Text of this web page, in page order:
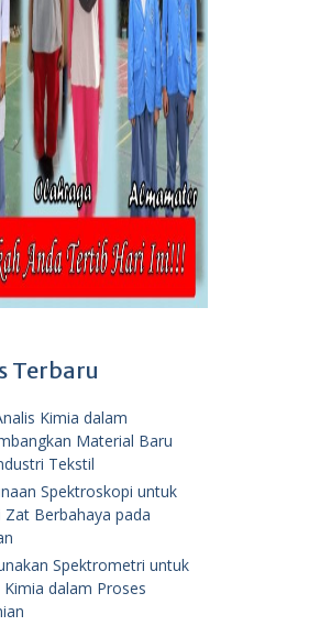
Terbaru
Kimia dalam
Material Baru
Tekstil
Spektroskopi untuk
Zat Berbahaya pada
Spektrometri untuk
Kimia dalam Proses